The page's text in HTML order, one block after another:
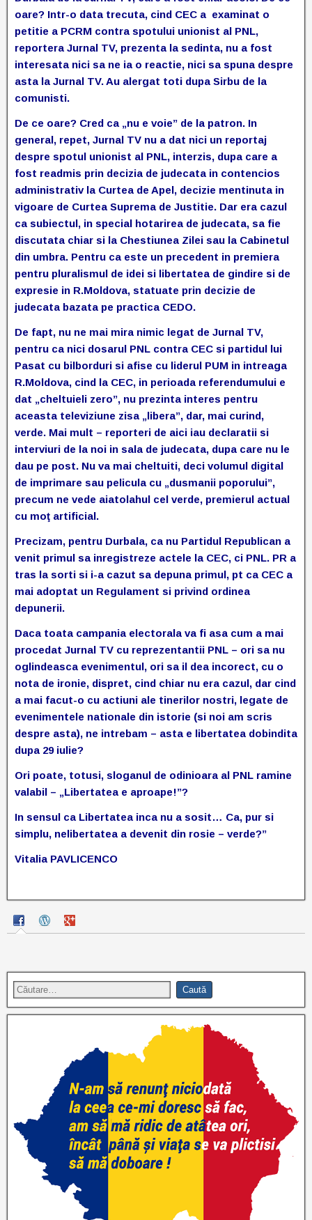
oare? Intr-o data trecuta, cind CEC a examinat o
petitie a PCRM contra spotului unionist al PNL,
reportera Jurnal TV, prezenta la sedinta, nu a fost
interesata nici sa ne ia o reactie, nici sa spuna despre
asta la Jurnal TV. Au alergat toti dupa Sirbu de la
comunisti.
De ce oare? Cred ca „nu e voie” de la patron. In
general, repet, Jurnal TV nu a dat nici un reportaj
despre spotul unionist al PNL, interzis, dupa care a
fost readmis prin decizia de judecata in contencios
administrativ la Curtea de Apel, decizie mentinuta in
vigoare de Curtea Suprema de Justitie. Dar era cazul
ca subiectul, in special hotarirea de judecata, sa fie
discutata chiar si la Chestiunea Zilei sau la Cabinetul
din umbra. Pentru ca este un precedent in premiera
pentru pluralismul de idei si libertatea de gindire si de
expresie in R.Moldova, statuate prin decizie de
judecata bazata pe practica CEDO.
De fapt, nu ne mai mira nimic legat de Jurnal TV,
pentru ca nici dosarul PNL contra CEC si partidul lui
Pasat cu bilborduri si afise cu liderul PUM in intreaga
R.Moldova, cind la CEC, in perioada referendumului e
dat „cheltuieli zero”, nu prezinta interes pentru
aceasta televiziune zisa „libera”, dar, mai curind,
verde. Mai mult – reporteri de aici iau declaratii si
interviuri de la noi in sala de judecata, dupa care nu le
dau pe post. Nu va mai cheltuiti, deci volumul digital
de imprimare sau pelicula cu „dusmanii poporului”,
precum ne vede aiatolahul cel verde, premierul actual
cu moţ artificial.
Precizam, pentru Durbala, ca nu Partidul Republican a
venit primul sa inregistreze actele la CEC, ci PNL. PR a
tras la sorti si i-a cazut sa depuna primul, pt ca CEC a
mai adoptat un Regulament si privind ordinea
depunerii.
Daca toata campania electorala va fi asa cum a mai
procedat Jurnal TV cu reprezentantii PNL – ori sa nu
oglindeasca evenimentul, ori sa il dea incorect, cu o
nota de ironie, dispret, cind chiar nu era cazul, dar cind
a mai facut-o cu actiuni ale tinerilor nostri, legate de
evenimentele nationale din istorie (si noi am scris
despre asta), ne intrebam – asta e libertatea dobindita
dupa 29 iulie?
Ori poate, totusi, sloganul de odinioara al PNL ramine
valabil – „Libertatea e aproape!”?
In sensul ca Libertatea inca nu a sosit… Ca, pur si
simplu, nelibertatea a devenit din rosie – verde?”
Vitalia PAVLICENCO